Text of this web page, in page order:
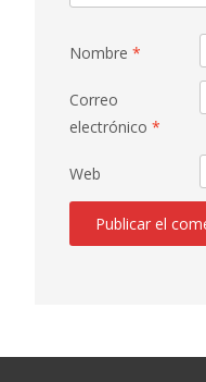
Nombre *
Correo
electrónico *
Web